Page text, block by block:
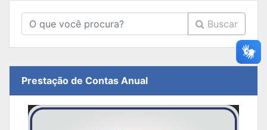
Buscar
Prestação de Contas Anual